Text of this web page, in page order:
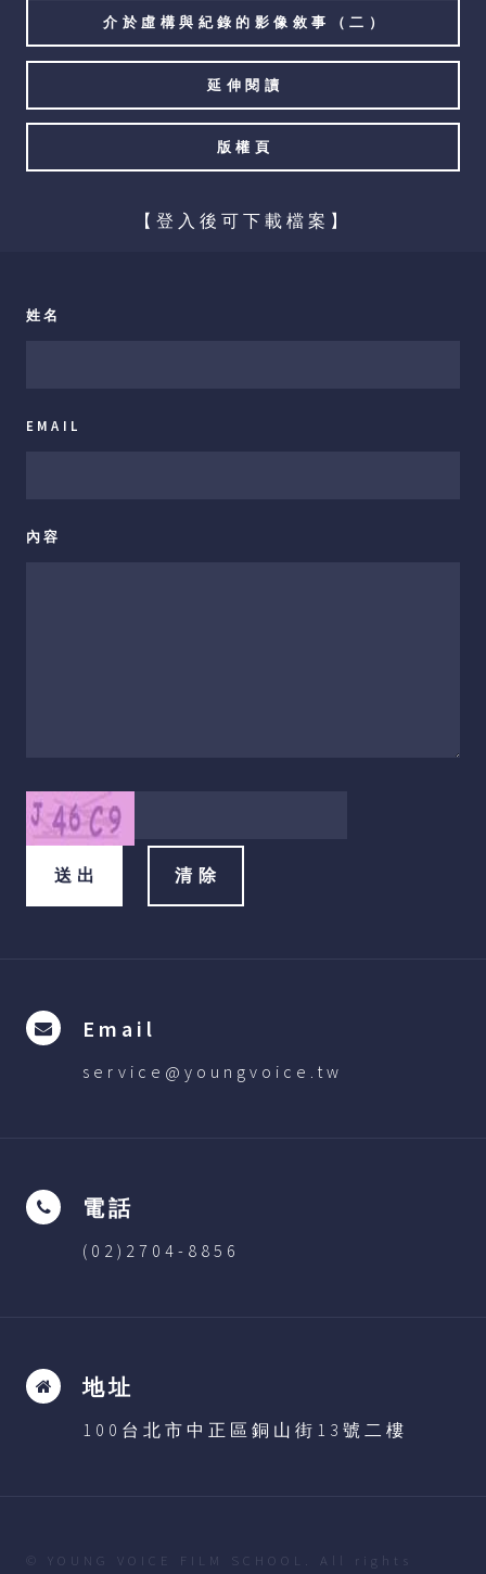
介於虛構與紀錄的影像敘事（二）
延伸閱讀
版權頁
【登入後可下載檔案】
姓名
EMAIL
內容
Email
service@youngvoice.tw
電話
(02)2704-8856
地址
100台北市中正區銅山街13號二樓
© YOUNG VOICE FILM SCHOOL. All rights